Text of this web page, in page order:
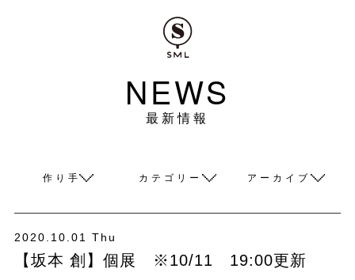
NEWS
最新情報
作り手 カテゴリー アーカイブ
2020.10.01 Thu
【坂本 創】個展 ※10/11 19:00更新